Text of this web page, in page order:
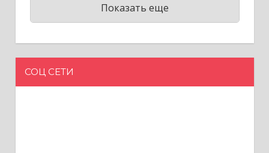
Показать еще
СОЦ СЕТИ